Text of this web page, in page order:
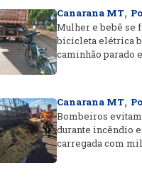
Canarana MT,
Mulher e bebê se
bicicleta elétrica
caminhão parado
Canarana MT,
Bombeiros
durante incêndio
carregada com